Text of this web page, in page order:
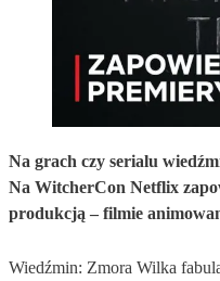
Na grach czy serialu
Na WitcherCon Netflix
produkcją – filmie
Wiedźmin: Zmora Wilka